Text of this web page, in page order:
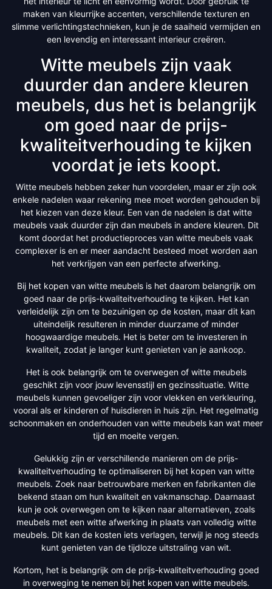
maken van kleurrijke accenten, verschillende texturen en
slimme verlichtingstechnieken, kun je de saaiheid vermijden en
een levendig en interessant interieur creëren.
Witte meubels zijn vaak
duurder dan andere kleuren
meubels, dus het is belangrijk
om goed naar de prijs-
kwaliteitverhouding te kijken
voordat je iets koopt.
Witte meubels hebben zeker hun voordelen, maar er zijn ook
enkele nadelen waar rekening mee moet worden gehouden bij
het kiezen van deze kleur. Een van de nadelen is dat witte
meubels vaak duurder zijn dan meubels in andere kleuren. Dit
komt doordat het productieproces van witte meubels vaak
complexer is en er meer aandacht besteed moet worden aan
het verkrijgen van een perfecte afwerking.
Bij het kopen van witte meubels is het daarom belangrijk om
goed naar de prijs-kwaliteitverhouding te kijken. Het kan
verleidelijk zijn om te bezuinigen op de kosten, maar dit kan
uiteindelijk resulteren in minder duurzame of minder
hoogwaardige meubels. Het is beter om te investeren in
kwaliteit, zodat je langer kunt genieten van je aankoop.
Het is ook belangrijk om te overwegen of witte meubels
geschikt zijn voor jouw levensstijl en gezinssituatie. Witte
meubels kunnen gevoeliger zijn voor vlekken en verkleuring,
vooral als er kinderen of huisdieren in huis zijn. Het regelmatig
schoonmaken en onderhouden van witte meubels kan wat meer
tijd en moeite vergen.
Gelukkig zijn er verschillende manieren om de prijs-
kwaliteitverhouding te optimaliseren bij het kopen van witte
meubels. Zoek naar betrouwbare merken en fabrikanten die
bekend staan om hun kwaliteit en vakmanschap. Daarnaast
kun je ook overwegen om te kijken naar alternatieven, zoals
meubels met een witte afwerking in plaats van volledig witte
meubels. Dit kan de kosten iets verlagen, terwijl je nog steeds
kunt genieten van de tijdloze uitstraling van wit.
Kortom, het is belangrijk om de prijs-kwaliteitverhouding goed
in overweging te nemen bij het kopen van witte meubels.